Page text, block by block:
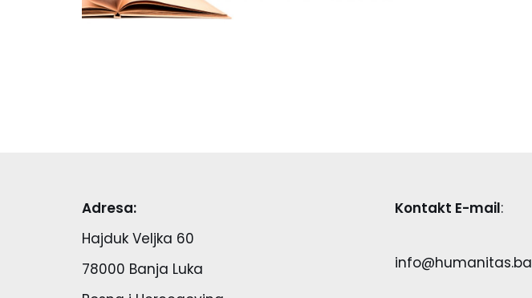
Adresa:
Hajduk Veljka 60
78000 Banja Luka
Kontakt E-mail:
info@humanitas.ba